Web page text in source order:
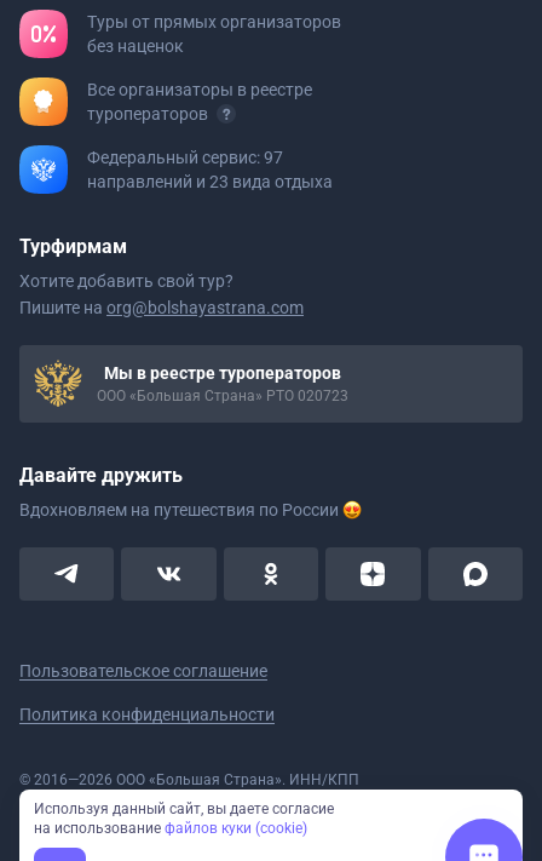
Туры от прямых организаторов
без наценок
Все организаторы в реестре
туроператоров
Федеральный сервис: 97
направлений и 23 вида отдыха
Турфирмам
Хотите добавить свой тур?
Пишите на org@bolshayastrana.com
Мы в реестре туроператоров
ООО «Большая Страна» РТО 020723
Давайте дружить
Вдохновляем на путешествия по России
Пользовательское соглашение
Политика конфиденциальности
© 2016—2026 ООО «Большая Страна». ИНН/КПП
5908078160/590801001 ОГРН 1185958020533
Номер в реестре Роскомнадзора № 59-18-006319 (Приказ № 321 от
11.10.2018)
Полное или частичное копирование изображений и текстов возможно
Используя данный сайт, вы даете согласие
на использование файлов куки (cookie)